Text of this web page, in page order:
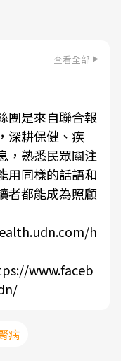
查看全部
團是來自聯合報
深耕保健、疾
，熟悉民眾關注
用同樣的話語和
者都能成為照顧
h
www.faceb
病